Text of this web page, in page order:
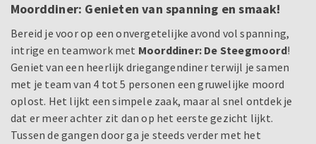
Moorddiner: Genieten van spanning en smaak!
Bereid je voor op een onvergetelijke avond vol spanning,
intrige en teamwork met Moorddiner: De Steegmoord!
Geniet van een heerlijk driegangendiner terwijl je samen
met je team van 4 tot 5 personen een gruwelijke moord
oplost. Het lijkt een simpele zaak, maar al snel ontdek je
dat er meer achter zit dan op het eerste gezicht lijkt.
Tussen de gangen door ga je steeds verder met het